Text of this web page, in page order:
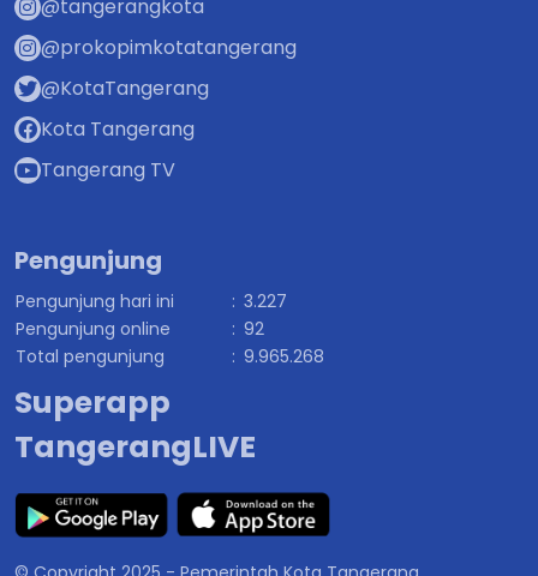
@tangerangkota
@prokopimkotatangerang
@KotaTangerang
Kota Tangerang
Tangerang TV
Pengunjung
Pengunjung hari ini : 3.227
Pengunjung online
: 92
Total pengunjung
: 9.965.268
Superapp
TangerangLIVE